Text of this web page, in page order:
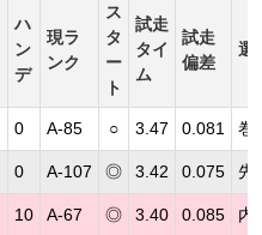
ハ
ン
デ
現ラ
ンク
ス
タ
ー
ト
試走
タイ
ム
試走
偏差
選
0 A-85 ○ 3.47 0.081 巻
0 A-107 ◎ 3.42 0.075 先
10 A-67 ◎ 3.40 0.085 内